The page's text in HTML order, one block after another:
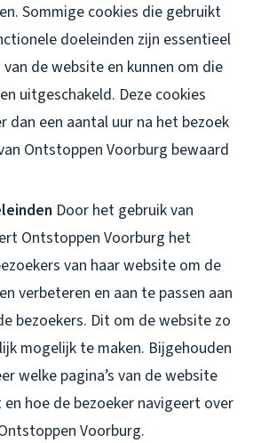
Sommige cookies die gebruikt
doeleinden zijn essentieel
de website en kunnen om die
uitgeschakeld. Deze cookies
dan een aantal uur na het bezoek
Ontstoppen Voorburg bewaard
Door het gebruik van
Ontstoppen Voorburg het
van haar website om de
verbeteren en aan te passen aan
bezoekers. Dit om de website zo
mogelijk te maken. Bijgehouden
welke pagina’s van de website
hoe de bezoeker navigeert over
Voorburg.